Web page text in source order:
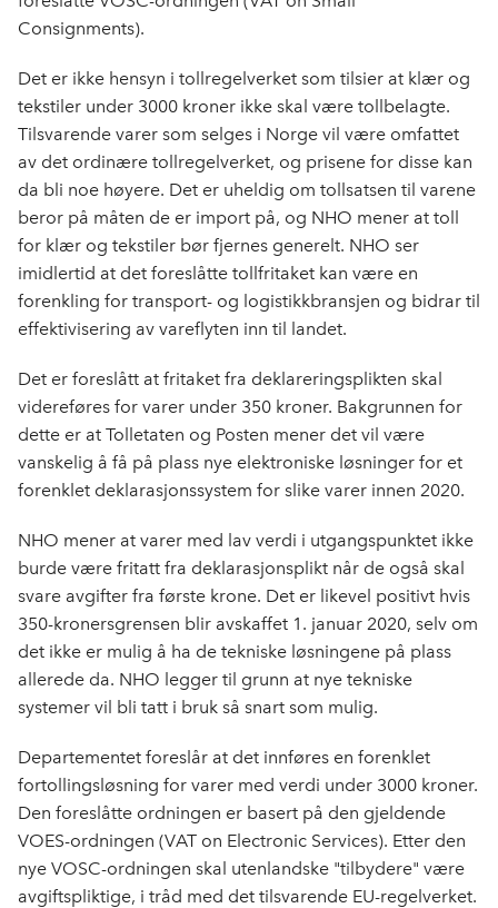
Consignments).
Det er ikke hensyn i tollregelverket som tilsier at klær og
tekstiler under 3000 kroner ikke skal være tollbelagte.
Tilsvarende varer som selges i Norge vil være omfattet
av det ordinære tollregelverket, og prisene for disse kan
da bli noe høyere. Det er uheldig om tollsatsen til varene
beror på måten de er import på, og NHO mener at toll
for klær og tekstiler bør fjernes generelt. NHO ser
imidlertid at det foreslåtte tollfritaket kan være en
forenkling for transport- og logistikkbransjen og bidrar til
effektivisering av vareflyten inn til landet.
Det er foreslått at fritaket fra deklareringsplikten skal
videreføres for varer under 350 kroner. Bakgrunnen for
dette er at Tolletaten og Posten mener det vil være
vanskelig å få på plass nye elektroniske løsninger for et
forenklet deklarasjonssystem for slike varer innen 2020.
NHO mener at varer med lav verdi i utgangspunktet ikke
burde være fritatt fra deklarasjonsplikt når de også skal
svare avgifter fra første krone. Det er likevel positivt hvis
350-kronersgrensen blir avskaffet 1. januar 2020, selv om
det ikke er mulig å ha de tekniske løsningene på plass
allerede da. NHO legger til grunn at nye tekniske
systemer vil bli tatt i bruk så snart som mulig.
Departementet foreslår at det innføres en forenklet
fortollingsløsning for varer med verdi under 3000 kroner.
Den foreslåtte ordningen er basert på den gjeldende
VOES-ordningen (VAT on Electronic Services). Etter den
nye VOSC-ordningen skal utenlandske "tilbydere" være
avgiftspliktige, i tråd med det tilsvarende EU-regelverket.